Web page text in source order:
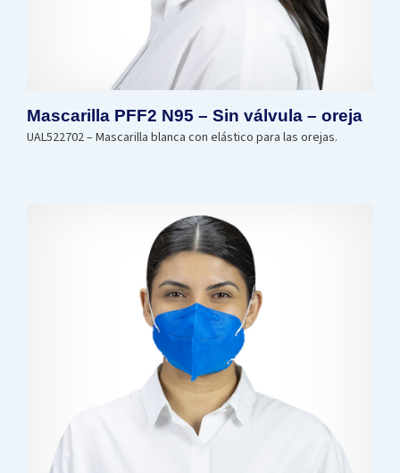
Mascarilla PFF2 N95 – Sin válvula – oreja
UAL522702 – Mascarilla blanca con elástico para las orejas.